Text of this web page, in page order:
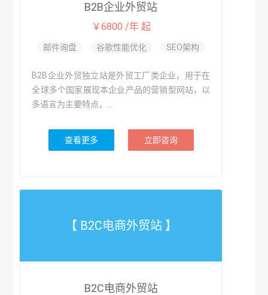
B2B企业外贸站
￥6800 /年 起
邮件询盘 谷歌性能优化 SEO架构
B2B企业外贸独立站是外贸工厂类企业，用于在
全球多个国家展现本企业产品的营销型网站，以
多语言为主要特点，...
查看更多 立即咨询
【 B2C电商外贸站 】
B2C电商外贸站